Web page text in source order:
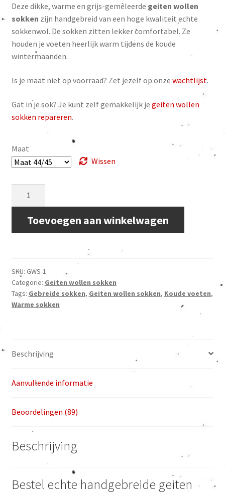
waarderinge
n
was:
€ 24.95.
is:
€ 22.50.
Deze dikke, warme en grijs-gemêleerde geiten wollen
sokken zijn handgebreid van een hoge kwaliteit echte
sokkenwol. De sokken zitten lekker comfortabel. Ze
houden je voeten heerlijk warm tijdens de koude
wintermaanden.
Is je maat niet op voorraad? Zet jezelf op onze wachtlijst.
Gat in je sok? Je kunt zelf gemakkelijk je geiten wollen
sokken repareren.
Maat
Wissen
sokken,
gratis
Toevoegen aan winkelwagen
SKU: GWS-1
Categorie: Geiten wollen sokken
Tags: Gebreide sokken, Geiten wollen sokken, Koude voeten,
Warme sokken
Beschrijving
Aanvullende informatie
Beoordelingen (89)
Beschrijving
Bestel echte handgebreide geiten